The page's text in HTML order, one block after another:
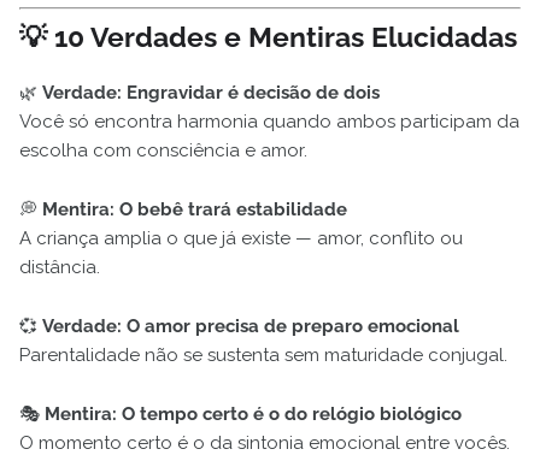
💡 10 Verdades e Mentiras Elucidadas
🌿 Verdade: Engravidar é decisão de dois
Você só encontra harmonia quando ambos participam da
escolha com consciência e amor.
💭 Mentira: O bebê trará estabilidade
A criança amplia o que já existe — amor, conflito ou
distância.
💞 Verdade: O amor precisa de preparo emocional
Parentalidade não se sustenta sem maturidade conjugal.
🎭 Mentira: O tempo certo é o do relógio biológico
O momento certo é o da sintonia emocional entre vocês.